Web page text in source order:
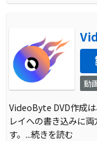
動
VideoByte DVD作成
レイへの書き込みに
す。...続きを読む